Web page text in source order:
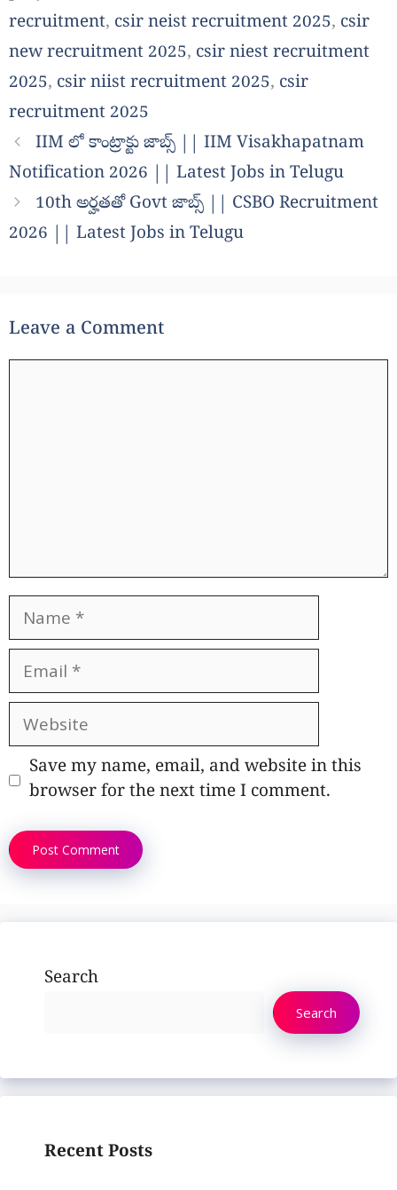
recruitment, csir neist recruitment 2025, csir
new recruitment 2025, csir niest recruitment
2025, csir niist recruitment 2025, csir
recruitment 2025
IIM లో కాంట్రాక్టు జాబ్స్ || IIM Visakhapatnam
Notification 2026 || Latest Jobs in Telugu
10th అర్హతతో Govt జాబ్స్ || CSBO Recruitment
2026 || Latest Jobs in Telugu
Leave a Comment
Name
Email
Website
Save my name, email, and website in this
browser for the next time I comment.
Search
Search
Recent Posts